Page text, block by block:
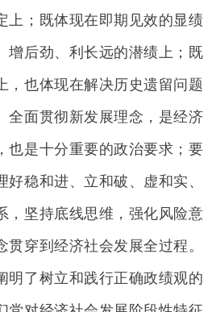
上；既体现在即期见效的显绩
增后劲、利长远的潜绩上；既
，也体现在解决历史遗留问题
全面贯彻新发展理念，是经济
也是十分重要的政治要求；要
稳和进、立和破、虚和实、
，坚持底线思维，强化风险意
穿到经济社会发展全过程。
明了树立和践行正确政绩观的